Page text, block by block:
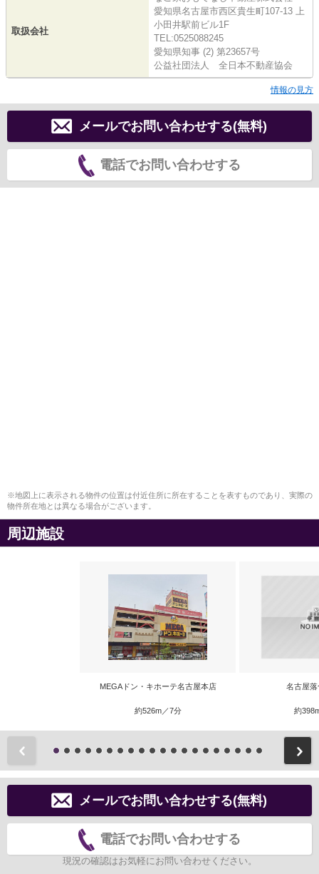
取扱会社
愛知県名古屋市西区貴生町107-13 上
小田井駅前ビル1F
TEL:0525088245
愛知県知事 (2) 第23657号
公益社団法人 全日本不動産協会
情報の見方
メールでお問い合わせする(無料)
電話でお問い合わせする
※地図上に表示される物件の位置は付近住所に所在することを表すものであり、実際の
物件所在地とは異なる場合がございます。
周辺施設
MEGAドン・キホーテ名古屋本店
約526m／7分
名古屋
約
メールでお問い合わせする(無料)
電話でお問い合わせする
現況の確認はお気軽にお問い合わせください。